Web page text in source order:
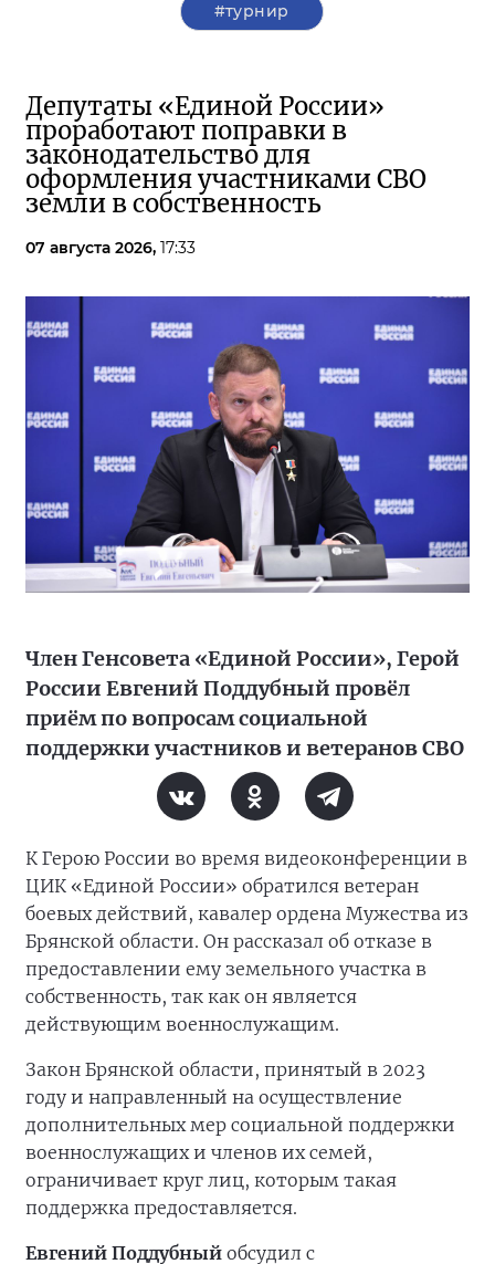
#турнир
Депутаты «Единой России»
проработают поправки в
законодательство для
оформления участниками СВО
земли в собственность
07 августа 2026, 17:33
Член Генсовета «Единой России», Герой
России Евгений Поддубный провёл
приём по вопросам социальной
поддержки участников и ветеранов СВО
К Герою России во время видеоконференции в
ЦИК «Единой России» обратился ветеран
боевых действий, кавалер ордена Мужества из
Брянской области. Он рассказал об отказе в
предоставлении ему земельного участка в
собственность, так как он является
действующим военнослужащим.
Закон Брянской области, принятый в 2023
году и направленный на осуществление
дополнительных мер социальной поддержки
военнослужащих и членов их семей,
ограничивает круг лиц, которым такая
поддержка предоставляется.
Евгений Поддубный обсудил с